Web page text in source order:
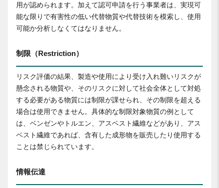
用が認められます。加えて認可申請を行う事業者は、実現可
能な限りで有害性の低い代替物質や代替技術を模索し、使用
可能か分析しなくてはなりません。
制限（Restriction）
リスク評価の結果、製造や使用により受け入れ難いリスクが
懸念される物質や、そのリスクに対して社会全体として対処
する必要がある物質には制限が課せられ、その制限を超える
場合は使用できません。具体的な制限対象物質の例として
は、ベンゼンやトルエン、アスベスト繊維などがあり、アス
ベスト繊維であれば、含有した成形物を販売したり使用する
ことは禁じられています。
情報伝達